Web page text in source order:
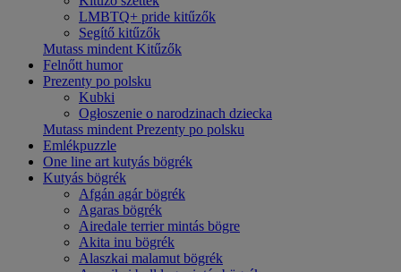
LMBTQ+ pride kitűzők
Segítő kitűzők
Mutass mindent Kitűzők
Felnőtt humor
Prezenty po polsku
Kubki
Ogłoszenie o narodzinach dziecka
Mutass mindent Prezenty po polsku
Emlékpuzzle
One line art kutyás bögrék
Kutyás bögrék
Afgán agár bögrék
Agaras bögrék
Airedale terrier mintás bögre
Akita inu bögrék
Alaszkai malamut bögrék